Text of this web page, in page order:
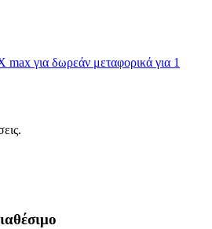
για δωρεάν μεταφορικά για 1